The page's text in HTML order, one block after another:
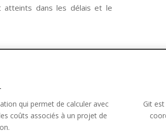
atteints dans les délais et le
qui permet de calculer avec
coûts associés à un projet de
Git